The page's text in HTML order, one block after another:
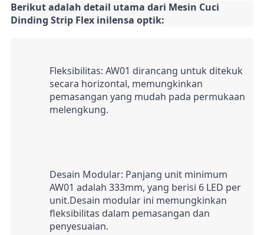
Berikut adalah detail utama dari Mesin Cuci
Dinding Strip Flex inilensa optik:
Fleksibilitas: AW01 dirancang untuk ditekuk
secara horizontal, memungkinkan
pemasangan yang mudah pada permukaan
melengkung.
Desain Modular: Panjang unit minimum
AW01 adalah 333mm, yang berisi 6 LED per
unit.Desain modular ini memungkinkan
fleksibilitas dalam pemasangan dan
penyesuaian.